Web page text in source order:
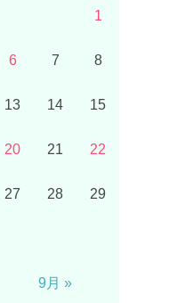
1
6 7 8
13 14 15
20 21 22
27 28 29
9月 »